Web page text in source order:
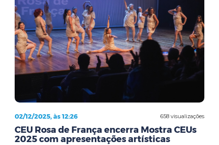
658 visualizações
02/12/2025, às 12:26
CEU Rosa de França encerra Mostra CEUs
2025 com apresentações artísticas